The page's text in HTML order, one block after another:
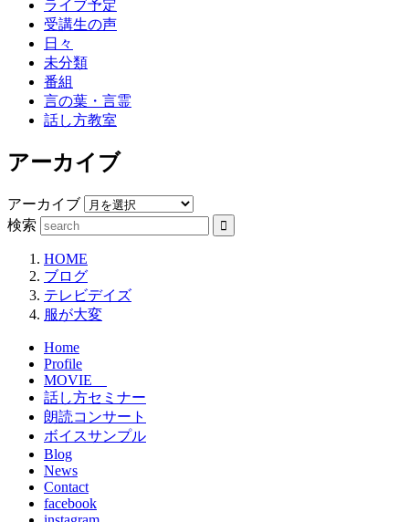
ライブ予定
受講生の声
日々
未分類
番組
言の葉・言霊
話し方教室
アーカイブ
アーカイブ
検索
HOME
ブログ
テレビデイズ
服が大変
Home
Profile
MOVIE
話し方セミナー
朗読コンサート
ボイスサンプル
Blog
News
Contact
facebook